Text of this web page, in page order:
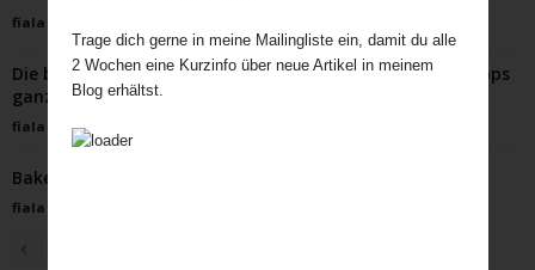
fiala
Die britische Liebe zu Schneeglöckchen – warum Snowdrops
ganz England verzaubern
fiala Dezember 19, 2025
Bakewell Tart – himmlische Mandeltorte
fiala
Trage dich gerne in meine Mailingliste ein, damit du alle
2 Wochen eine Kurzinfo über neue Artikel in meinem
Blog erhältst.